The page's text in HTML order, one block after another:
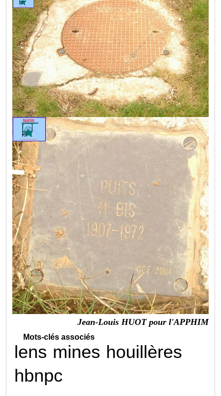
Jean-Louis HUOT pour l'APPHIM
Mots-clés associés
lens mines houillères
hbnpc